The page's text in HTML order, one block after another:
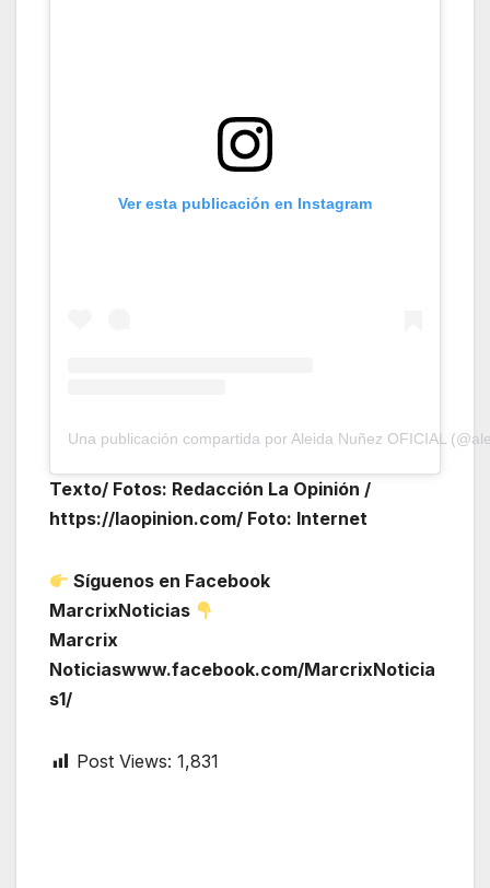
Ver esta publicación en Instagram
Una publicación compartida por Aleida Nuñez OFICIAL
Texto/ Fotos: Redacción La Opinión /
https://laopinion.com/ Foto: Internet
Síguenos en Facebook
MarcrixNoticias
Marcrix
Noticiaswww.facebook.com/MarcrixNoticia
s1/
Post Views: 1,831